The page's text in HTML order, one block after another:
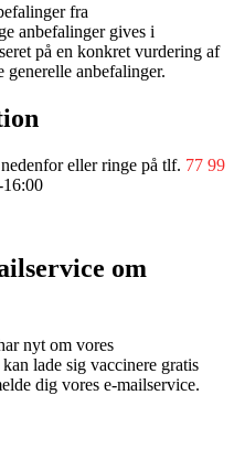
fra
anbefalinger gives i
på en konkret vurdering af
generelle anbefalinger.
eller ringe på tlf. 77 99
om
nyt om vores
lade sig vaccinere gratis
dig vores e-mailservice.